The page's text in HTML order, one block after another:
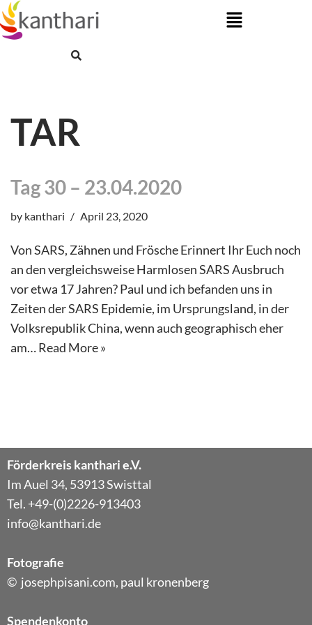
Skip
TAR
Tag 30 – 23.04.2020
by kanthari April 23, 2020
Von SARS, Zähnen und Frösche Erinnert Ihr Euch noch
an den vergleichsweise Harmlosen SARS Ausbruch
vor etwa 17 Jahren? Paul und ich befanden uns in
Zeiten der SARS Epidemie, im Ursprungsland, in der
Volksrepublik China, wenn auch geographisch eher
am…Read More »
Förderkreis kanthari e.V.
Im Auel 34, 53913 Swisttal
Tel. +49-(0)2226-913403
info@kanthari.de
Fotografie
© josephpisani.com, paul kronenberg
Spendenkonto